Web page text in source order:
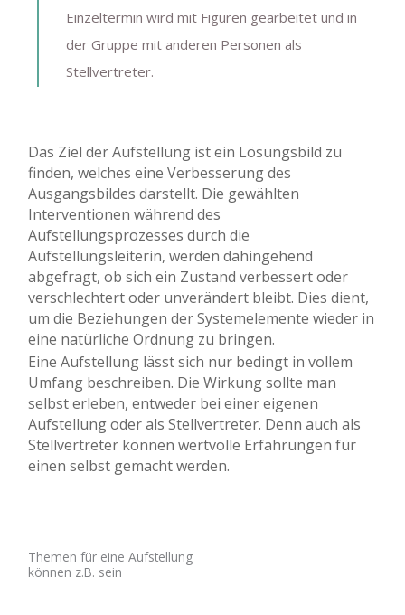
Einzeltermin wird mit Figuren gearbeitet und in
der Gruppe mit anderen Personen als
Stellvertreter.
Das Ziel der Aufstellung ist ein Lösungsbild zu
finden, welches eine Verbesserung des
Ausgangsbildes darstellt. Die gewählten
Interventionen während des
Aufstellungsprozesses durch die
Aufstellungsleiterin, werden dahingehend
abgefragt, ob sich ein Zustand verbessert oder
verschlechtert oder unverändert bleibt. Dies dient,
um die Beziehungen der Systemelemente wieder in
eine natürliche Ordnung zu bringen.
Eine Aufstellung lässt sich nur bedingt in vollem
Umfang beschreiben. Die Wirkung sollte man
selbst erleben, entweder bei einer eigenen
Aufstellung oder als Stellvertreter. Denn auch als
Stellvertreter können wertvolle Erfahrungen für
einen selbst gemacht werden.
Themen für eine Aufstellung
können z.B. sein